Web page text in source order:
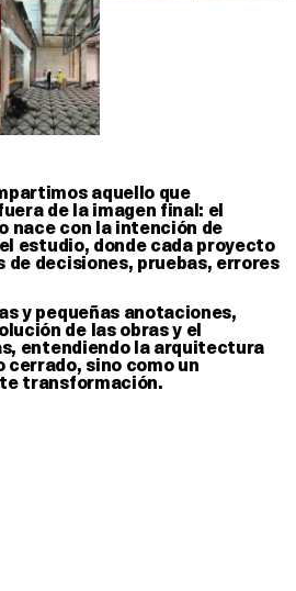
aquello que
de la imagen final: el
nace con la intención de
estudio, donde cada proyecto
de decisiones, pruebas, errores
y pequeñas anotaciones,
de las obras y el
entendiendo la arquitectura
cerrado, sino como un
transformación.